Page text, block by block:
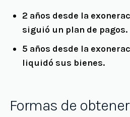
2 años desde la
siguió un plan de pagos.
5 años desde la
liquidó sus bienes.
Formas de